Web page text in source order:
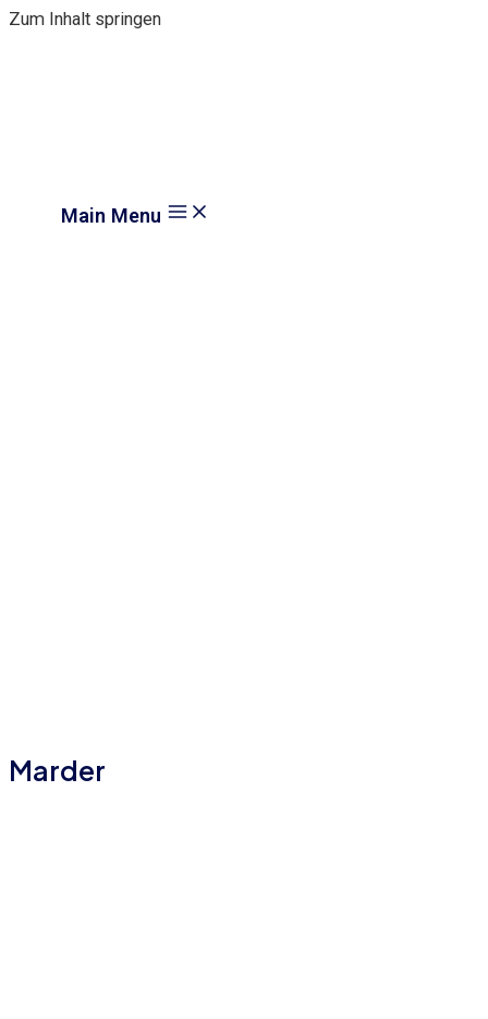
Zum Inhalt springen
Main Menu
Marder